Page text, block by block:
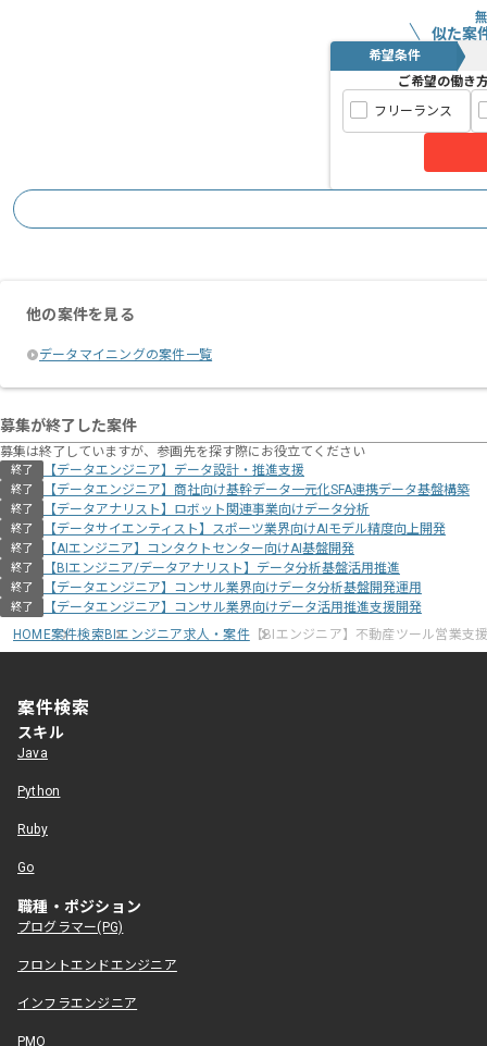
似た案
希望条件
ご希望の働き
フリーランス
他の案件を見る
データマイニングの案件一覧
募集が終了した案件
募集は終了していますが、参画先を探す際にお役立てください
終了 【データエンジニア】データ設計・推進支援
終了 【データエンジニア】商社向け基幹データ一元化SFA連携データ基盤構築
終了 【データアナリスト】ロボット関連事業向けデータ分析
終了 【データサイエンティスト】スポーツ業界向けAIモデル精度向上開発
終了 【AIエンジニア】コンタクトセンター向けAI基盤開発
終了 【BIエンジニア/データアナリスト】データ分析基盤活用推進
終了 【データエンジニア】コンサル業界向けデータ分析基盤開発運用
終了
【データエンジニア】コンサル業界向けデータ活用推進支援開発
HOME案件検索BIエンジニア求人・案件【BIエンジニア】不動産ツール営業支
案件検索
スキル
Java
Python
Ruby
Go
職種・ポジション
プログラマー(PG)
フロントエンドエンジニア
インフラエンジニア
PMO